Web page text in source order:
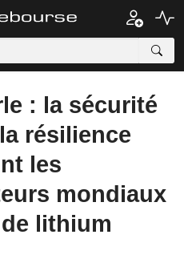
: la sécurité
résilience
les
mondiaux
lithium